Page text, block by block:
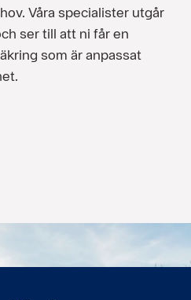
Våra specialister utgår
ser till att ni får en
som är anpassat